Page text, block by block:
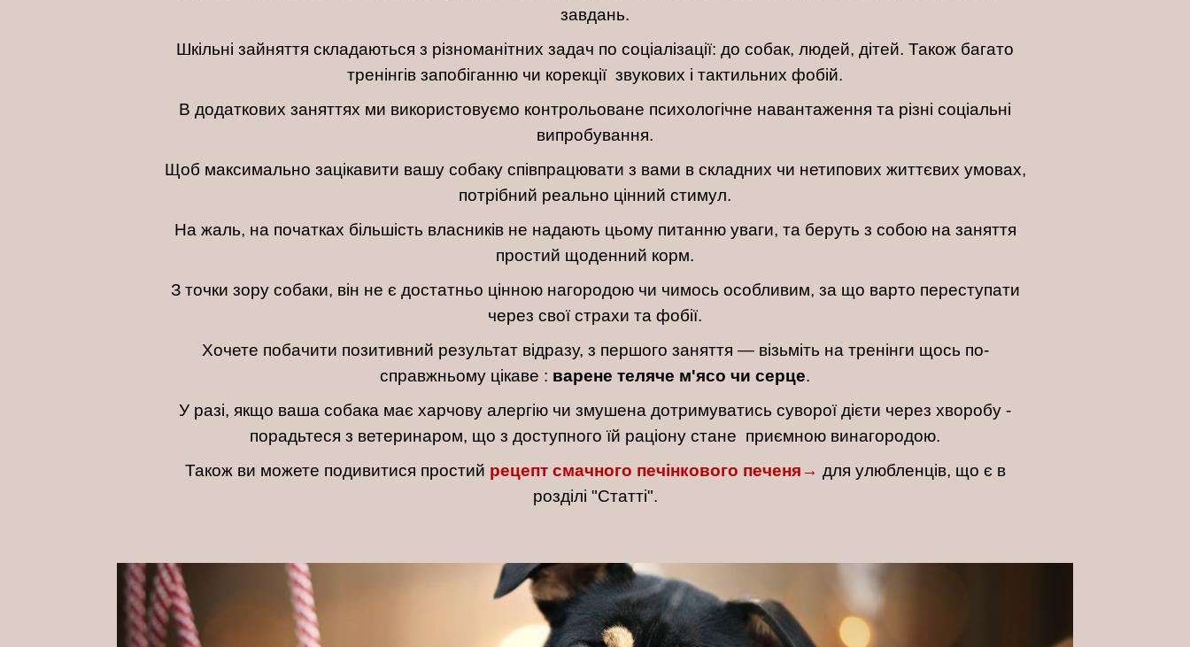
завдань.
Шкільні зайняття складаються з різноманітних задач по соціалізації: до собак, людей, дітей. Також багато
тренінгів запобіганню чи корекції звукових і тактильних фобій.
В додаткових заняттях ми використовуємо контрольоване психологічне навантаження та різні соціальні
випробування.
Щоб максимально зацікавити вашу собаку співпрацювати з вами в складних чи нетипових життєвих умовах,
потрібний реально цінний стимул.
На жаль, на початках більшість власників не надають цьому питанню уваги, та беруть з собою на заняття
простий щоденний корм.
З точки зору собаки, він не є достатньо цінною нагородою чи чимось особливим, за що варто переступати
через свої страхи та фобії.
Хочете побачити позитивний результат відразу, з першого заняття — візьміть на тренінги щось по-
справжньому цікаве : варене теляче м'ясо чи серце.
У разі, якщо ваша собака має харчову алергію чи змушена дотримуватись суворої дієти через хворобу -
порадьтеся з ветеринаром, що з доступного їй раціону стане приємною винагородою.
Також ви можете подивитися простий рецепт смачного печінкового печеня→ для улюбленців, що є в
розділі "Статті".